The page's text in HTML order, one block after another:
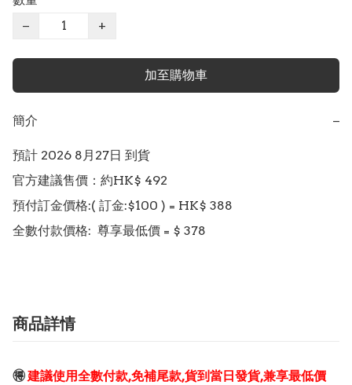
−
+
加至購物車
簡介 −
預計 2026 8月27日 到貨
官方建議售價：約HK$ 492
預付訂金價格:( 訂金:$100 ) = HK$ 388
商品詳情
🉐建議使用全數付款,免補尾款,貨到當日發貨,兼享最低價